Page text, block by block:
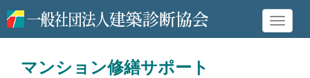
Toggle
マンション修繕サポート